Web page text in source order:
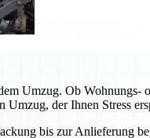
Umzug. Ob
Umzug, der Ihnen Stress
bis zur Anlieferung